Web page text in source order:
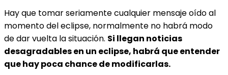
Hay que tomar seriamente cualquier mensaje oído al
momento del eclipse, normalmente no habrá modo
de dar vuelta la situación. Si llegan noticias
desagradables en un eclipse, habrá que entender
que hay poca chance de modificarlas.